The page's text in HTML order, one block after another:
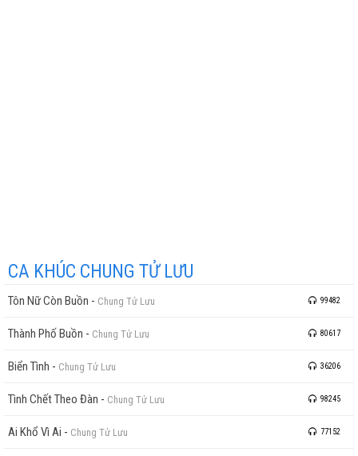
CA KHÚC CHUNG TỬ LƯU
Tôn Nữ Còn Buồn - Chung Tử Lưu 99482
Thành Phố Buồn - Chung Tử Lưu 80617
Biển Tình - Chung Tử Lưu 36206
Tình Chết Theo Đàn - Chung Tử Lưu 98245
Ai Khổ Vì Ai - Chung Tử Lưu 77152